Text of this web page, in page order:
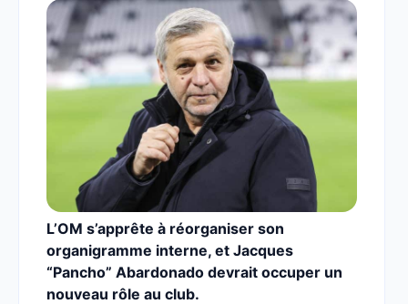
L’OM s’apprête à réorganiser son
organigramme interne, et Jacques
“Pancho” Abardonado devrait occuper un
nouveau rôle au club.